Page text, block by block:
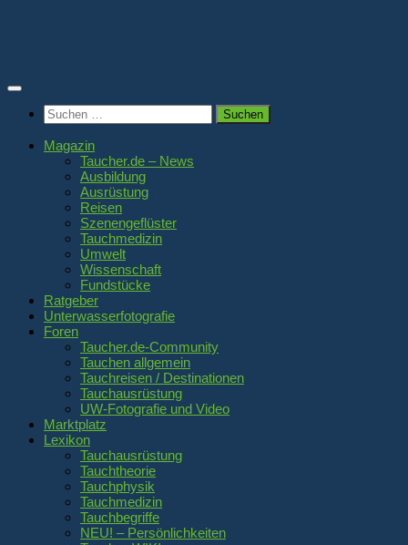
Suchen
nach:
Magazin
Taucher.de – News
Ausbildung
Ausrüstung
Reisen
Szenengeflüster
Tauchmedizin
Umwelt
Wissenschaft
Fundstücke
Ratgeber
Unterwasserfotografie
Foren
Taucher.de-Community
Tauchen allgemein
Tauchreisen / Destinationen
Tauchausrüstung
UW-Fotografie und Video
Marktplatz
Lexikon
Tauchausrüstung
Tauchtheorie
Tauchphysik
Tauchmedizin
Tauchbegriffe
NEU! – Persönlichkeiten